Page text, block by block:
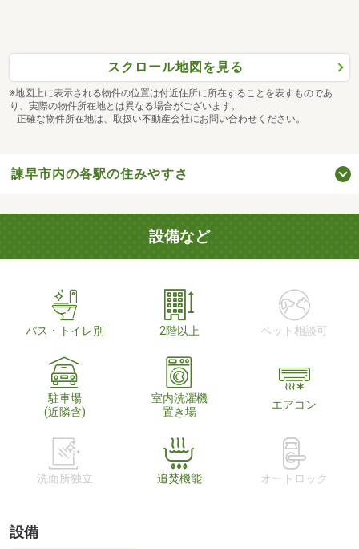
スクロール地図を見る
※地図上に表示される物件の位置は付近住所に所在することを表すものであ
り、実際の物件所在地とは異なる場合がございます。
正確な物件所在地は、取扱い不動産会社にお問い合わせください。
諫早市内の各駅の住みやすさ
設備など
バス・トイレ別 2階以上 ペット相談可
駐車場
(近隣含)
室内洗濯機
置き場
エアコン
洗面所独立 追焚機能 オートロック
設備